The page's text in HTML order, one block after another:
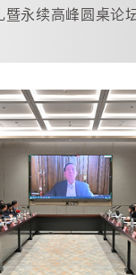
暨永续高峰圆桌论
金奖”。